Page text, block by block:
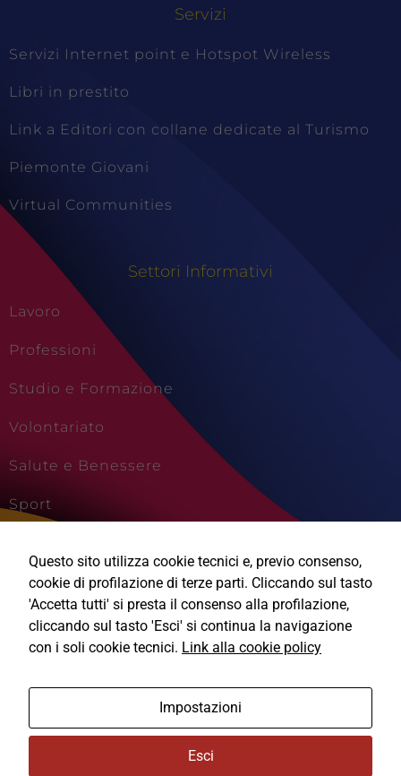
Servizi
Servizi Internet point e Hotspot Wireless
Libri in prestito
Link a Editori con collane dedicate al Turismo
Piemonte Giovani
Virtual Communities
Settori Informativi
Lavoro
Professioni
Studio e Formazione
Volontariato
Salute e Benessere
Sport
Viaggi e Vacanze
Ⓒ2026, Technical Design s.r.l.
Informativa Privacy
Questo sito utilizza cookie tecnici e, previo consenso,
cookie di profilazione di terze parti. Cliccando sul tasto
'Accetta tutti' si presta il consenso alla profilazione,
cliccando sul tasto 'Esci' si continua la navigazione
con i soli cookie tecnici. Link alla cookie policy
Impostazioni
Esci